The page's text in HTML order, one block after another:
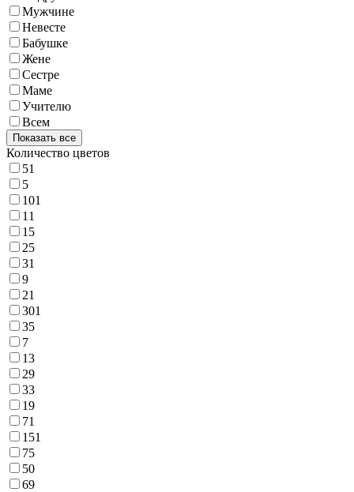
Мужчине
Невесте
Бабушке
Жене
Сестре
Маме
Учителю
Всем
Показать все
Количество цветов
51
5
101
11
15
25
31
9
21
301
35
7
13
29
33
19
71
151
75
50
69